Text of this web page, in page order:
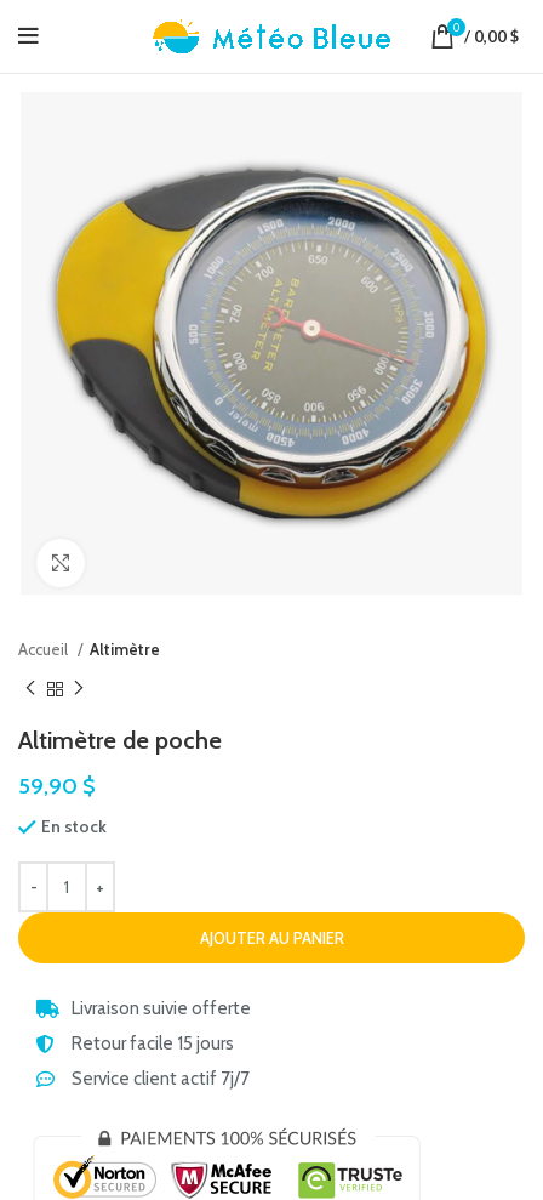
0 / 0,00$
Accueil Altimètre
Altimètre de poche
59,90 $
En stock
AJOUTER AU PANIER
Livraison suivie offerte
Retour facile 15 jours
Service client actif 7j/7